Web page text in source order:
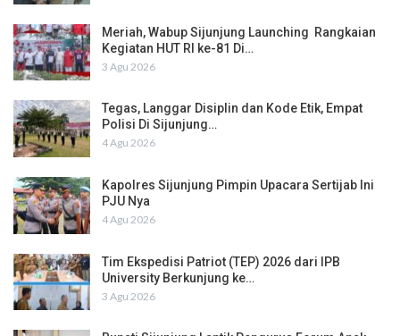
Meriah, Wabup Sijunjung Launching Rangkaian
Kegiatan HUT RI ke-81 Di…
3 Agu 2026
Tegas, Langgar Disiplin dan Kode Etik, Empat
Polisi Di Sijunjung…
4 Agu 2026
Kapolres Sijunjung Pimpin Upacara Sertijab Ini
PJU Nya
4 Agu 2026
Tim Ekspedisi Patriot (TEP) 2026 dari IPB
University Berkunjung ke…
3 Agu 2026